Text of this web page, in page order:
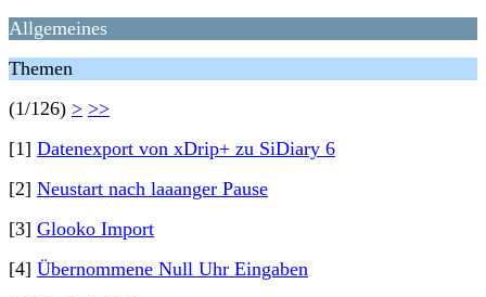
Allgemeines
Themen
(1/126) > >>
[1] Datenexport von xDrip+ zu SiDiary 6
[2] Neustart nach laaanger Pause
[3] Glooko Import
[4] Übernommene Null Uhr Eingaben